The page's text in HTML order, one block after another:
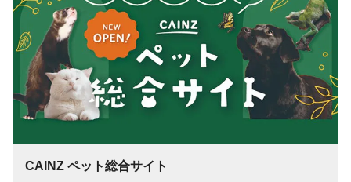
CAINZ ペット総合サイト